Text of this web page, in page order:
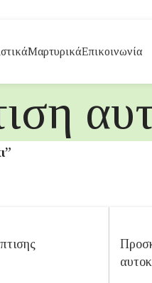
ΜαρτυρικάΕπικοινωνία